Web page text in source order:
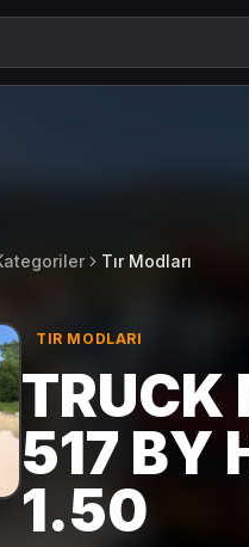
Tır Modları
TIR MODLARI
TRUCK
517 BY
1.50